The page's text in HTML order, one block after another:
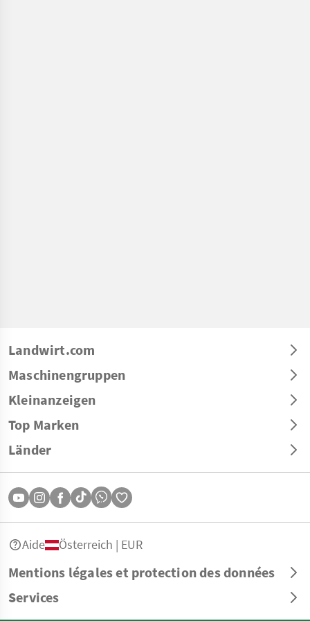
Landwirt.com
Maschinengruppen
Kleinanzeigen
Top Marken
Länder
Mentions légales et protection des données
Services
Aide Österreich | EUR